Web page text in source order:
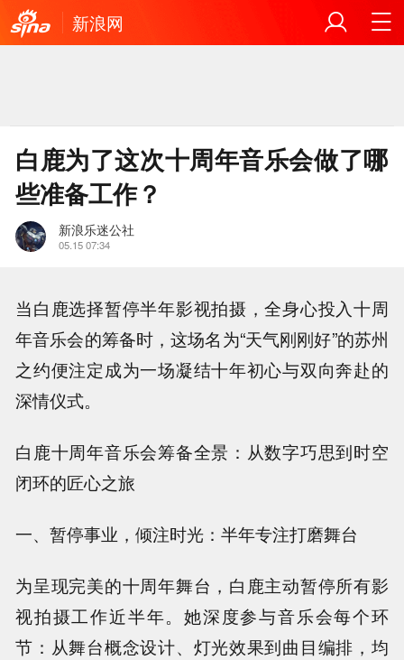
新浪网
白鹿为了这次十周年音乐会做了哪
些准备工作？
新浪乐迷公社
05.15 07:34
当白鹿选择暂停半年影视拍摄，全身心投入十周
年音乐会的筹备时，这场名为“天气刚刚好”的苏州
之约便注定成为一场凝结十年初心与双向奔赴的
深情仪式。
白鹿十周年音乐会筹备全景：从数字巧思到时空
闭环的匠心之旅
一、暂停事业，倾注时光：半年专注打磨舞台
为呈现完美的十周年舞台，白鹿主动暂停所有影
视拍摄工作近半年。她深度参与音乐会每个环
节：从舞台概念设计、灯光效果到曲目编排，均